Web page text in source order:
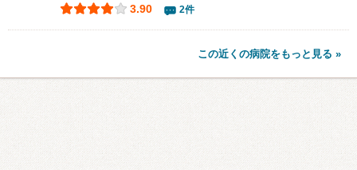
3.90 2件
この近くの病院をもっと見る »